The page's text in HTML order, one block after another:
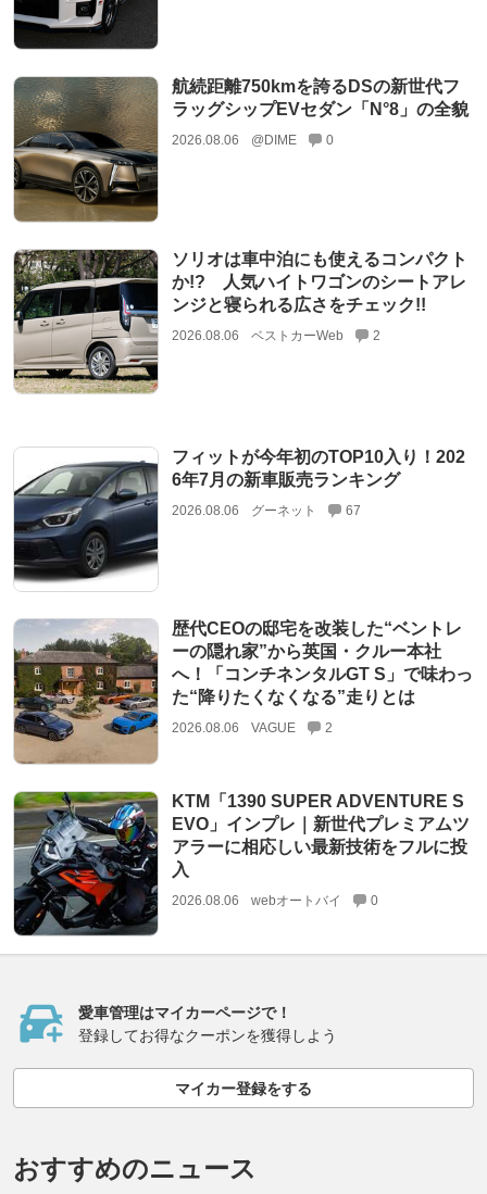
航続距離750kmを誇るDSの新世代フ
ラッグシップEVセダン「N°8」の全貌
2026.08.06 @DIME 0
ソリオは車中泊にも使えるコンパクト
か!? 人気ハイトワゴンのシートアレ
ンジと寝られる広さをチェック!!
2026.08.06 ベストカーWeb 2
フィットが今年初のTOP10入り！202
6年7月の新車販売ランキング
2026.08.06 グーネット 67
歴代CEOの邸宅を改装した“ベントレ
ーの隠れ家”から英国・クルー本社
へ！「コンチネンタルGT S」で味わっ
た“降りたくなくなる”走りとは
2026.08.06 VAGUE 2
KTM「1390 SUPER ADVENTURE S
EVO」インプレ｜新世代プレミアムツ
アラーに相応しい最新技術をフルに投
入
2026.08.06 webオートバイ 0
愛車管理はマイカーページで！
登録してお得なクーポンを獲得しよう
マイカー登録をする
おすすめのニュース